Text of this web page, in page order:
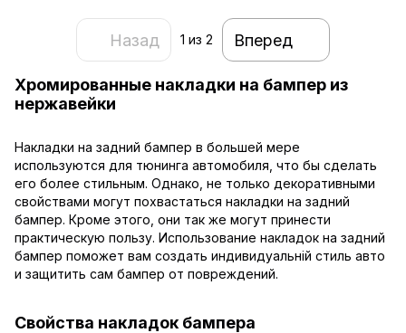
Назад 1 из 2 Вперед
Хромированные накладки на бампер из
нержавейки
Накладки на задний бампер в большей мере
используются для тюнинга автомобиля, что бы сделать
его более стильным. Однако, не только декоративными
свойствами могут похвастаться накладки на задний
бампер. Кроме этого, они так же могут принести
практическую пользу. Использование накладок на задний
бампер поможет вам создать индивидуальній стиль авто
и защитить сам бампер от повреждений.
Свойства накладок бампера